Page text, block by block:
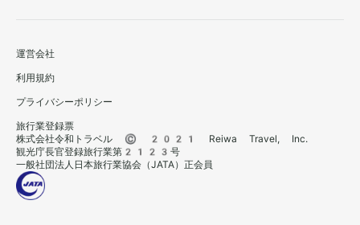
運営会社
利用規約
プライバシーポリシー
旅行業登録票
株式会社令和トラベル © 2021 Reiwa Travel, Inc.
観光庁長官登録旅行業第2123号
一般社団法人日本旅行業協会（JATA）正会員